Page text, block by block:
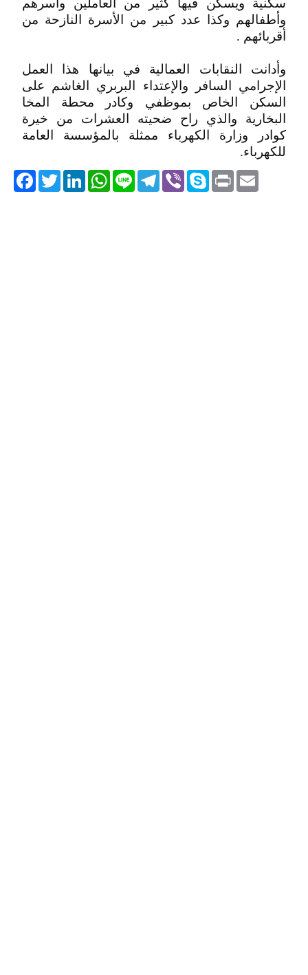
سكنية ويسكن فيها كثير من العاملين وأسرهم
وأطفالهم وكذا عدد كبير من الأسرة النازحة من
أقربائهم .
وأدانت النقابات العمالية في بيانها هذا العمل
الإجرامي السافر والإعتداء البربري الغاشم على
السكن الخاص بموظفي وكادر محطة المخا
البخارية والذي راح ضحيته العشرات من خيرة
كوادر وزارة الكهرباء ممثلة بالمؤسسة العامة
للكهرباء.
TwitterLinkedIn
WhatsApp Line
Telegram ViberSkype PrintEmail